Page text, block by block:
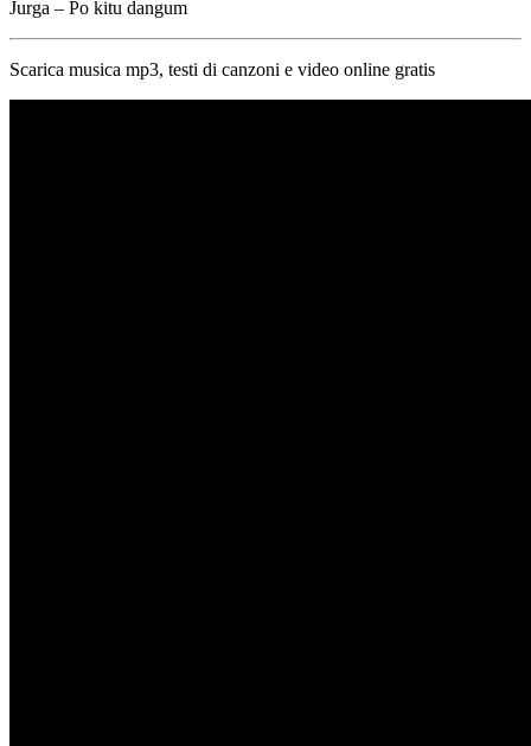
Jurga – Po kitu dangum
Scarica musica mp3, testi di canzoni e video online gratis